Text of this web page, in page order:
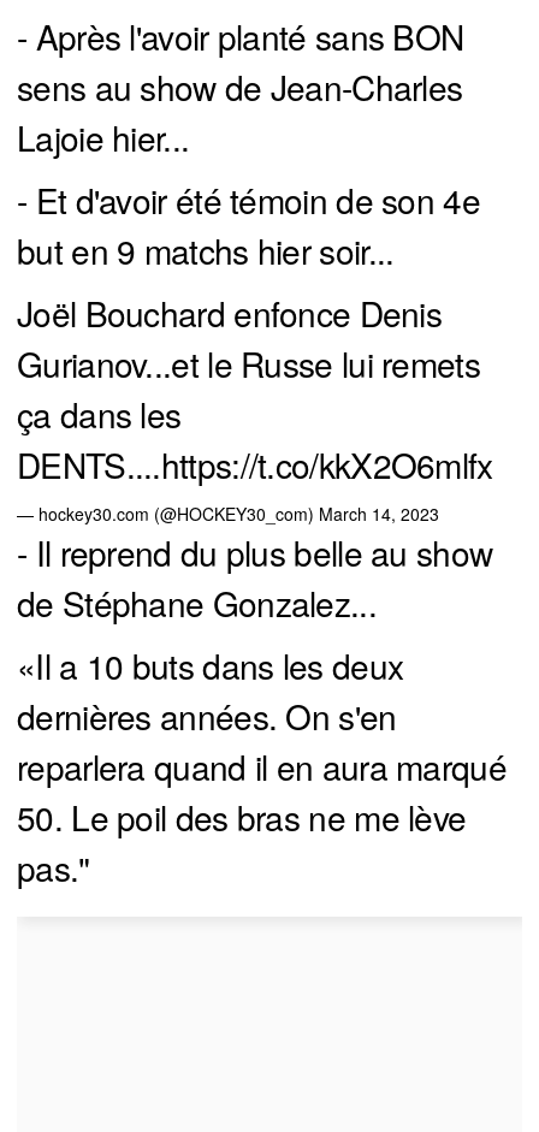
- Après l'avoir planté sans BON
sens au show de Jean-Charles
Lajoie hier...
- Et d'avoir été témoin de son 4e
but en 9 matchs hier soir...
Joël Bouchard enfonce Denis
Gurianov...et le Russe lui remets
ça dans les
DENTS....https://t.co/kkX2O6mlfx
— hockey30.com (@HOCKEY30_com) March 14, 2023
- Il reprend du plus belle au show
de Stéphane Gonzalez...
«Il a 10 buts dans les deux
dernières années. On s'en
reparlera quand il en aura marqué
50. Le poil des bras ne me lève
pas."